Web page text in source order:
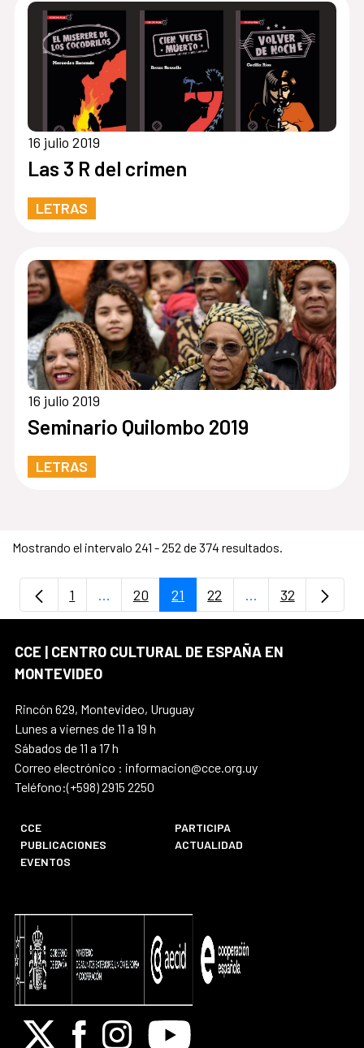
16 julio 2019
Las 3 R del crimen
LETRAS
16 julio 2019
Seminario Quilombo 2019
LETRAS
Mostrando el intervalo 241 - 252 de 374 resultados.
Página
1 ...Páginas intermedias Use TAB para
Página
20 Página
21 Página
22 ...PáginasPágina
32
CCE | CENTRO CULTURAL DE ESPAÑA EN
MONTEVIDEO
Rincón 629, Montevideo, Uruguay
Lunes a viernes de 11 a 19 h
Sábados de 11 a 17 h
Correo electrónico : informacion@cce.org.uy
Teléfono:(+598) 2915 2250
CCE
PARTICIPA
PUBLICACIONES
ACTUALIDAD
EVENTOS
X FacebookInstagramYoutube